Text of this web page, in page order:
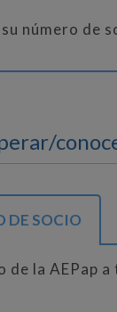
número de
DE SOCIO
de la AEPap